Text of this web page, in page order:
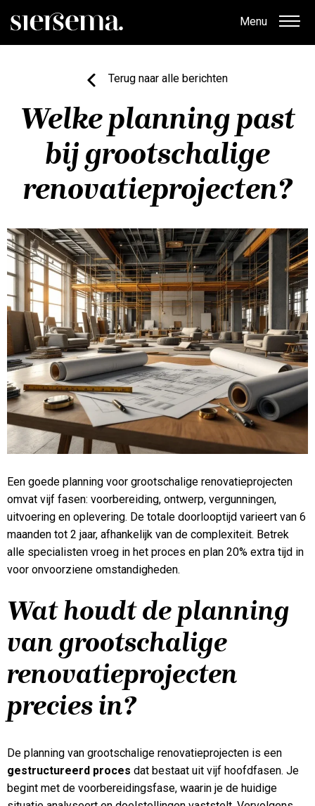
Menu
Terug naar alle berichten
Welke planning past
bij grootschalige
renovatieprojecten?
Een goede planning voor grootschalige renovatieprojecten
omvat vijf fasen: voorbereiding, ontwerp, vergunningen,
uitvoering en oplevering. De totale doorlooptijd varieert van 6
maanden tot 2 jaar, afhankelijk van de complexiteit. Betrek
alle specialisten vroeg in het proces en plan 20% extra tijd in
voor onvoorziene omstandigheden.
Wat houdt de planning
van grootschalige
renovatieprojecten
precies in?
De planning van grootschalige renovatieprojecten is een
gestructureerd proces dat bestaat uit vijf hoofdfasen. Je
begint met de voorbereidingsfase, waarin je de huidige